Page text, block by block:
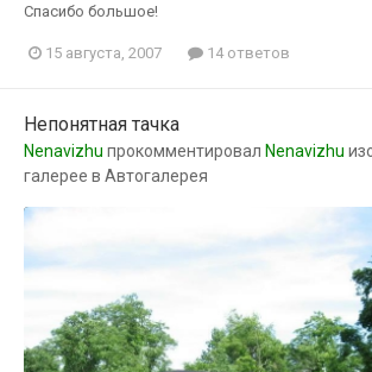
Спасибо большое!
15 августа, 2007 14 ответов
Непонятная тачка
Nenavizhu прокомментировал Nenavizhu
галерее в Автогалерея